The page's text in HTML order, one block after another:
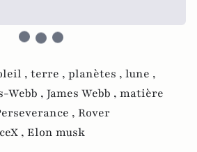
, terre , planètes , lune ,
Webb , James Webb , matière
, Rover
, Elon musk